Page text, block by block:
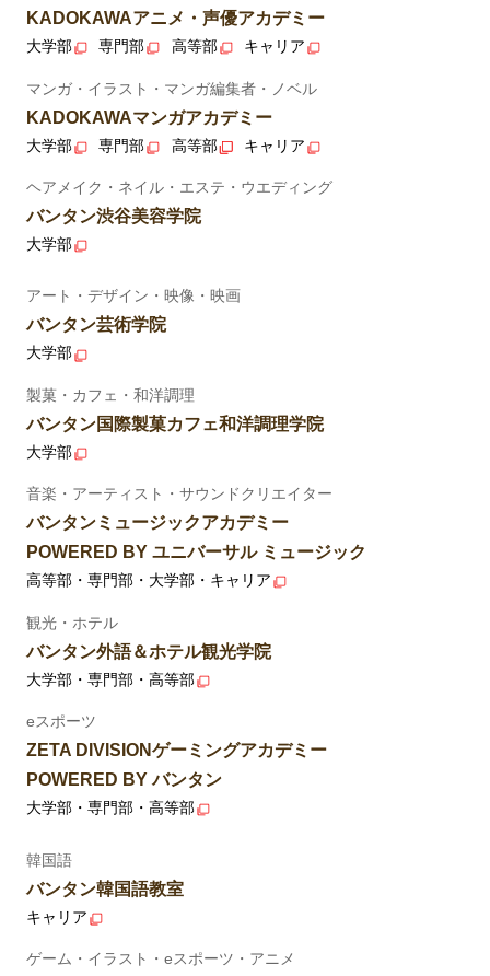
KADOKAWAアニメ・声優アカデミー
大学部 専門部 高等部 キャリア
マンガ・イラスト・マンガ編集者・ノベル
KADOKAWAマンガアカデミー
大学部 専門部 高等部 キャリア
ヘアメイク・ネイル・エステ・ウエディング
バンタン渋谷美容学院
大学部
アート・デザイン・映像・映画
バンタン芸術学院
大学部
製菓・カフェ・和洋調理
バンタン国際製菓カフェ和洋調理学院
大学部
音楽・アーティスト・サウンドクリエイター
バンタンミュージックアカデミー
POWERED BY ユニバーサル ミュージック
高等部・専門部・大学部・キャリア
観光・ホテル
バンタン外語＆ホテル観光学院
大学部・専門部・高等部
eスポーツ
ZETA DIVISIONゲーミングアカデミー
POWERED BY バンタン
大学部・専門部・高等部
韓国語
バンタン韓国語教室
キャリア
ゲーム・イラスト・eスポーツ・アニメ